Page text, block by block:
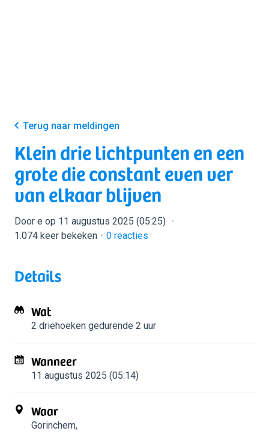
Terug naar meldingen
Klein drie lichtpunten en een
grote die constant even ver
van elkaar blijven
Door e op 11 augustus 2025 (05:25)
1.074 keer bekeken
0 reacties
Details
Wat
2 driehoeken gedurende 2 uur
Wanneer
11 augustus 2025 (05:14)
Waar
Gorinchem,